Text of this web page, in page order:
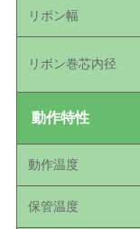
リボン幅
リボン巻芯内径
動作特性
動作温度
保管温度